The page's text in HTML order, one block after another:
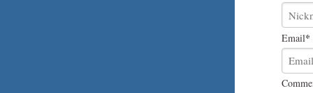
Email*